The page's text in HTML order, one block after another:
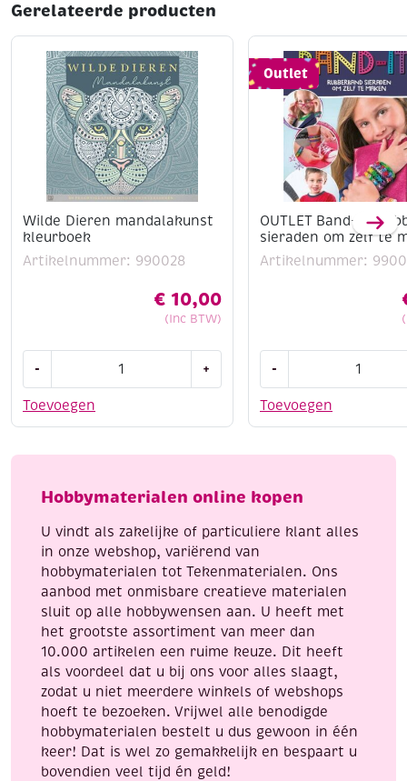
Gerelateerde producten
Wilde Dieren mandalakunst
kleurboek
Artikelnummer: 990028
€ 10,00
(Inc BTW)
Toevoegen
-
mandalakunst
+
Outlet
OUTLET Band-it.
sieraden om zelf te
Artikelnummer:
Toevoegen
-
it.
om
te
aantal
Hobbymaterialen online kopen
U vindt als zakelijke of particuliere klant alles
in onze webshop, variërend van
hobbymaterialen tot Tekenmaterialen. Ons
aanbod met onmisbare creatieve materialen
sluit op alle hobbywensen aan. U heeft met
het grootste assortiment van meer dan
10.000 artikelen een ruime keuze. Dit heeft
als voordeel dat u bij ons voor alles slaagt,
zodat u niet meerdere winkels of webshops
hoeft te bezoeken. Vrijwel alle benodigde
hobbymaterialen bestelt u dus gewoon in één
keer! Dat is wel zo gemakkelijk en bespaart u
bovendien veel tijd én geld!